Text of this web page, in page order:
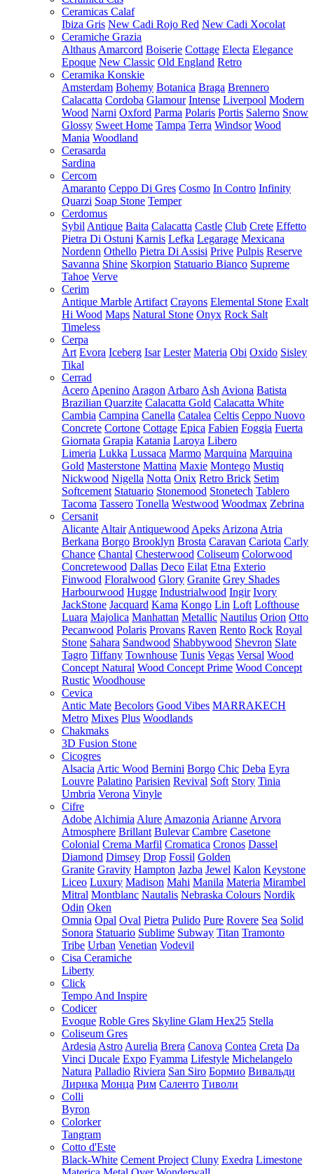
Ceramicas Calaf
Ibiza Gris New Cadi Rojo Red New Cadi Xocolat
Ceramiche Grazia
Althaus Amarcord Boiserie Cottage Electa Elegance
Epoque New Classic Old England Retro
Ceramika Konskie
Amsterdam Bohemy Botanica Braga Brennero
Calacatta Cordoba Glamour Intense Liverpool Modern
Wood Narni Oxford Parma Polaris Portis Salerno Snow
Glossy Sweet Home Tampa Terra Windsor Wood
Mania Woodland
Cerasarda
Sardina
Cercom
Amaranto Ceppo Di Gres Cosmo In Contro Infinity
Quarzi Soap Stone Temper
Cerdomus
Sybil Antique Baita Calacatta Castle Club Crete Effetto
Pietra Di Ostuni Karnis Lefka Legarage Mexicana
Nordenn Othello Pietra Di Assisi Prive Pulpis Reserve
Savanna Shine Skorpion Statuario Bianco Supreme
Tahoe Verve
Cerim
Antique Marble Artifact Crayons Elemental Stone Exalt
Hi Wood Maps Natural Stone Onyx Rock Salt
Timeless
Cerpa
Art Evora Iceberg Isar Lester Materia Obi Oxido Sisley
Tikal
Cerrad
Acero Apenino Aragon Arbaro Ash Aviona Batista
Brazilian Quarzite Calacatta Gold Calacatta White
Cambia Campina Canella Catalea Celtis Ceppo Nuovo
Concrete Cortone Cottage Epica Fabien Foggia Fuerta
Giornata Grapia Katania Laroya Libero
Limeria Lukka Lussaca Marmo Marquina Marquina
Gold Masterstone Mattina Maxie Montego Mustiq
Nickwood Nigella Notta Onix Retro Brick Setim
Softcement Statuario Stonemood Stonetech Tablero
Tacoma Tassero Tonella Westwood Woodmax Zebrina
Cersanit
Alicante Altair Antiquewood Apeks Arizona Atria
Berkana Borgo Brooklyn Brosta Caravan Cariota Carly
Chance Chantal Chesterwood Coliseum Colorwood
Concretewood Dallas Deco Eilat Etna Exterio
Finwood Floralwood Glory Granite Grey Shades
Harbourwood Hugge Industrialwood Ingir Ivory
JackStone Jacquard Kama Kongo Lin Loft Lofthouse
Luara Majolica Manhattan Metallic Nautilus Orion Otto
Pecanwood Polaris Provans Raven Rento Rock Royal
Stone Sahara Sandwood Shabbywood Shevron Slate
Tagro Tiffany Townhouse Tunis Vegas Versal Wood
Concept Natural Wood Concept Prime Wood Concept
Rustic Woodhouse
Cevica
Antic Mate Becolors Good Vibes MARRAKECH
Metro Mixes Plus Woodlands
Chakmaks
3D Fusion Stone
Cicogres
Alsacia Artic Wood Bernini Borgo Chic Deba Eyra
Louvre Palatino Parisien Revival Soft Story Tinia
Umbria Verona Vinyle
Cifre
Adobe Alchimia Alure Amazonia Arianne Arvora
Atmosphere Brillant Bulevar Cambre Casetone
Colonial Crema Marfil Cromatica Cronos Dassel
Diamond Dimsey Drop Fossil Golden
Granite Gravity Hampton Jazba Jewel Kalon Keystone
Liceo Luxury Madison Mahi Manila Materia Mirambel
Mitral Montblanc Nautalis Nebraska Colours Nordik
Odin Oken
Omnia Opal Oval Pietra Pulido Pure Rovere Sea Solid
Sonora Statuario Sublime Subway Titan Tramonto
Tribe Urban Venetian Vodevil
Cisa Ceramiche
Liberty
Click
Tempo And Inspire
Codicer
Evoque Roble Gres Skyline Glam Hex25 Stella
Coliseum Gres
Ardesia Astro Aurelia Brera Canova Contea Creta Da
Vinci Ducale Expo Fyamma Lifestyle Michelangelo
Natura Palladio Riviera San Siro Бормио Вивальди
Лирика Монца Рим Саленто Тиволи
Colli
Byron
Colorker
Tangram
Cotto d'Este
Black-White Cement Project Cluny Exedra Limestone